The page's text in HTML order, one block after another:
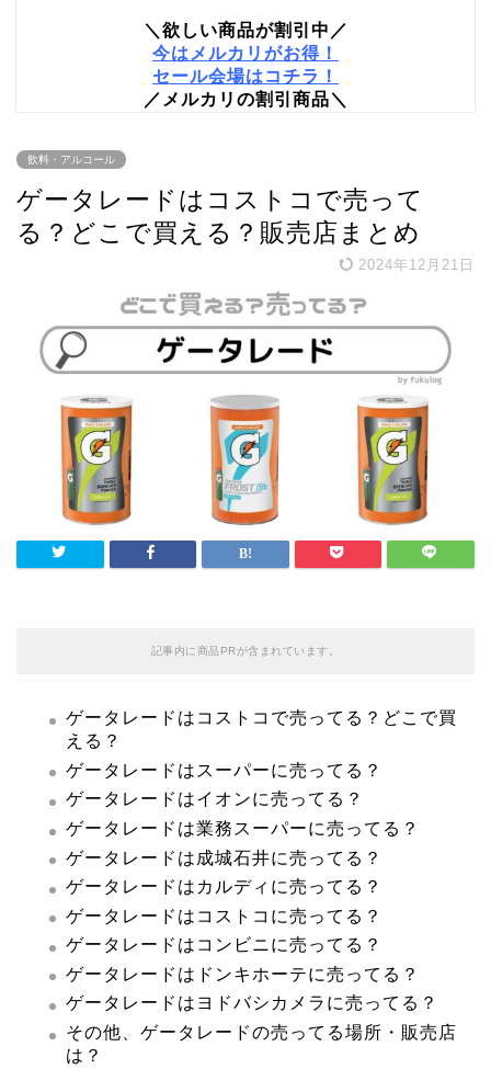
＼欲しい商品が割引中／
今はメルカリがお得！
セール会場はコチラ！
／メルカリの割引商品＼
飲料・アルコール
ゲータレードはコストコで売って
る？どこで買える？販売店まとめ
2024年12月21日
記事内に商品PRが含まれています。
ゲータレードはコストコで売ってる？どこで買
える？
ゲータレードはスーパーに売ってる？
ゲータレードはイオンに売ってる？
ゲータレードは業務スーパーに売ってる？
ゲータレードは成城石井に売ってる？
ゲータレードはカルディに売ってる？
ゲータレードはコストコに売ってる？
ゲータレードはコンビニに売ってる？
ゲータレードはドンキホーテに売ってる？
ゲータレードはヨドバシカメラに売ってる？
その他、ゲータレードの売ってる場所・販売店
は？